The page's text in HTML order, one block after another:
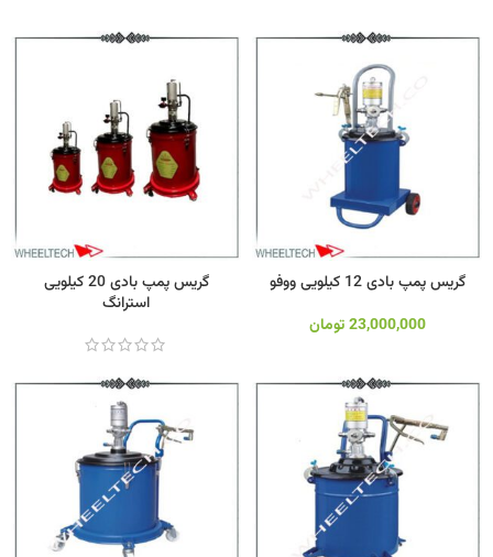
گریس پمپ بادی 12 کیلویی ووفو
23,000,000 تومان
گریس پمپ بادی 20 کیلویی
استرانگ